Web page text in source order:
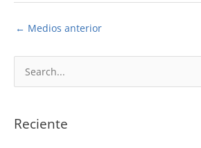
← Medios anterior
u
c
Reciente